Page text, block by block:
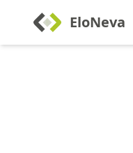
EloNeva